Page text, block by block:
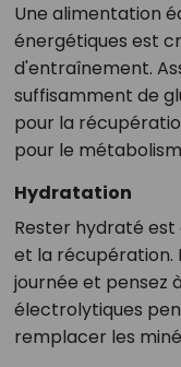
Une alimentation
énergétiques est
d'entraînement.
suffisamment de
pour la
pour le
Hydratation
Rester hydraté
et la récupération.
journée et pensez
électrolytiques
remplacer les